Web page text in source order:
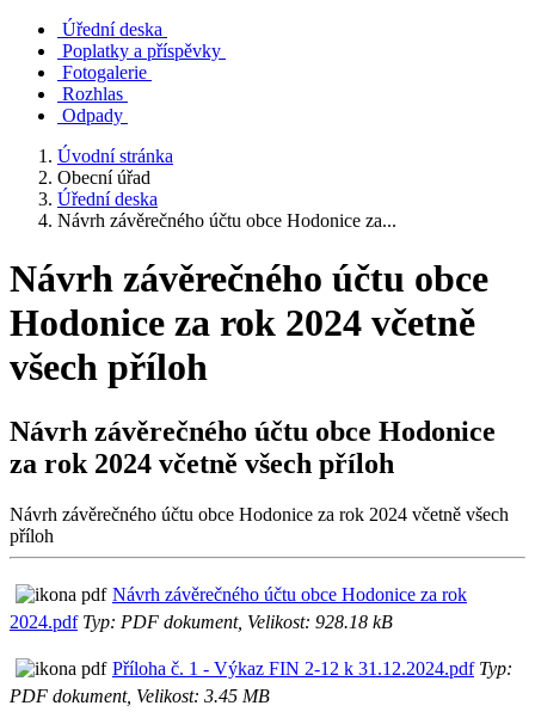
Úřední deska
Poplatky a příspěvky
Fotogalerie
Rozhlas
Odpady
Úvodní stránka
Obecní úřad
Úřední deska
Návrh závěrečného účtu obce Hodonice za...
Návrh závěrečného účtu obce
Hodonice za rok 2024 včetně
všech příloh
Návrh závěrečného účtu obce Hodonice
za rok 2024 včetně všech příloh
Návrh závěrečného účtu obce Hodonice za rok 2024 včetně všech
příloh
Návrh závěrečného účtu obce Hodonice za rok
2024.pdfTyp: PDF dokument, Velikost: 928.18 kB
Příloha č. 1 - Výkaz FIN 2-12 k 31.12.2024.pdfTyp:
PDF dokument, Velikost: 3.45 MB